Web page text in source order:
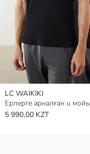
LC WAIKIKI
5 990,00 KZT